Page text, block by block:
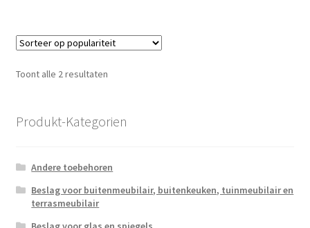
Toont alle 2 resultatenGesorteerd
Produkt-Kategorien
Andere toebehoren
Beslag voor buitenmeubilair, buitenkeuken, tuinmeubilair en
terrasmeubilair